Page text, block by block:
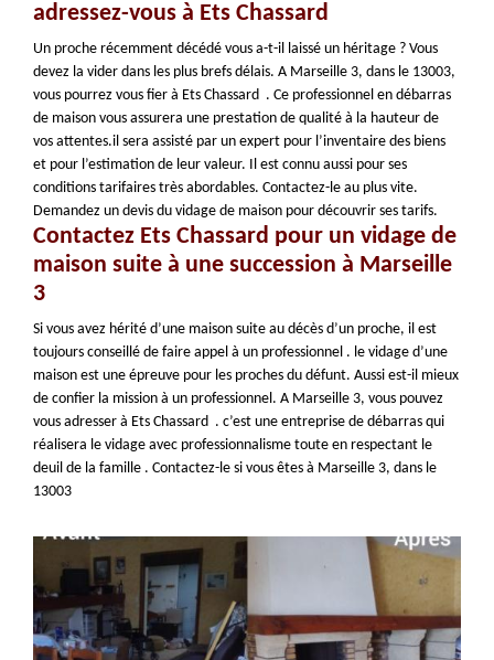
adressez-vous à Ets Chassard
Un proche récemment décédé vous a-t-il laissé un héritage ? Vous
devez la vider dans les plus brefs délais. A Marseille 3, dans le 13003,
vous pourrez vous fier à Ets Chassard . Ce professionnel en débarras
de maison vous assurera une prestation de qualité à la hauteur de
vos attentes.il sera assisté par un expert pour l’inventaire des biens
et pour l’estimation de leur valeur. Il est connu aussi pour ses
conditions tarifaires très abordables. Contactez-le au plus vite.
Demandez un devis du vidage de maison pour découvrir ses tarifs.
Contactez Ets Chassard pour un vidage de
maison suite à une succession à Marseille
3
Si vous avez hérité d’une maison suite au décès d’un proche, il est
toujours conseillé de faire appel à un professionnel . le vidage d’une
maison est une épreuve pour les proches du défunt. Aussi est-il mieux
de confier la mission à un professionnel. A Marseille 3, vous pouvez
vous adresser à Ets Chassard . c’est une entreprise de débarras qui
réalisera le vidage avec professionnalisme toute en respectant le
deuil de la famille . Contactez-le si vous êtes à Marseille 3, dans le
13003